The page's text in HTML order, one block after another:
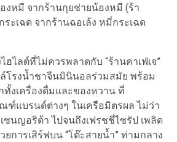
งหมี จากร้านกุยช่ายน้องหมี (ร้า
ะเฉด จากร้านฉอเล้ง หมี่กระเฉด
ไลต์ที่ไม่ควรพลาดกับ “ร้านคาเฟ่เจ”
โรงน้ำชาจีนมินินอลร่วมสมัย พร้อม
ทั้งเครื่องดื่มและของหวาน ที่
ฑ์แบรนด์ต่างๆ ในเครือมิตรผล ไม่ว่า
ซนญอริต้า ไปจนถึงเฟรชชี่ไซรัป เพลิด
การเสิร์ฟบน “โต๊ะสายน้ำ” ท่ามกลาง